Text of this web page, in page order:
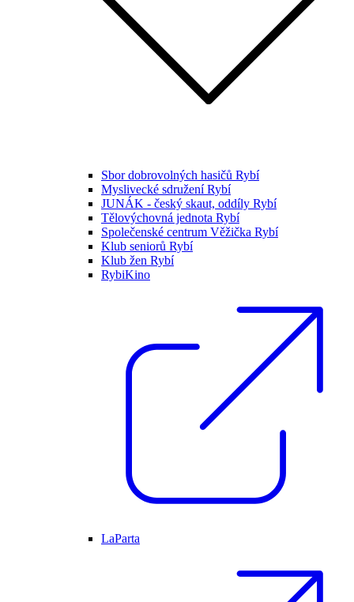
Sbor dobrovolných hasičů Rybí
Myslivecké sdružení Rybí
JUNÁK - český skaut, oddíly Rybí
Tělovýchovná jednota Rybí
Společenské centrum Věžička Rybí
Klub seniorů Rybí
Klub žen Rybí
RybiKino
LaParta